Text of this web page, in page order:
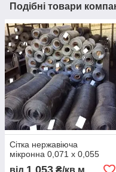
Подібні товари
Сітка нержавіюча
мікронна 0,071 х 0,055